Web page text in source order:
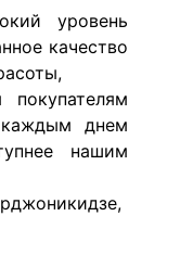
уровень
качество
днем
нашим